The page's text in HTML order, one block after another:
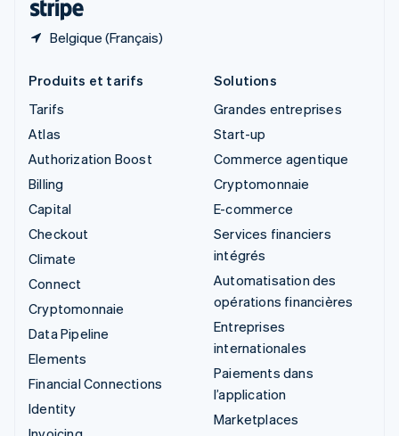
Belgique (Français)
Produits et tarifs
Tarifs
Atlas
Authorization Boost
Billing
Capital
Checkout
Climate
Connect
Cryptomonnaie
Data Pipeline
Elements
Financial Connections
Identity
Solutions
Grandes entreprises
Start-up
Commerce agentique
Cryptomonnaie
E-commerce
Services financiers
intégrés
Automatisation des
opérations financières
Entreprises
internationales
Paiements dans
l’application
Marketplaces